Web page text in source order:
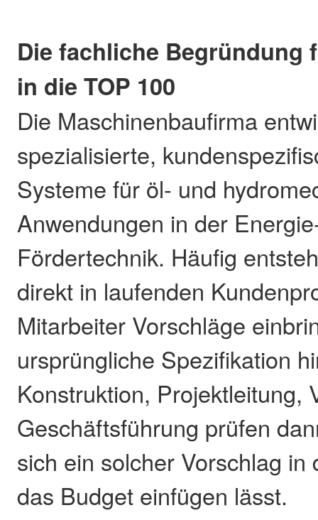
Die fachliche Begründung
in die TOP 100
Die Maschinenbaufirma
spezialisierte,
Systeme für öl- und
Anwendungen in der
Fördertechnik. Häufig
direkt in laufenden
Mitarbeiter Vorschläge
ursprüngliche Spezifikation
Konstruktion, Projektleitung,
Geschäftsführung prüfen
sich ein solcher Vorschlag in
das Budget einfügen lässt.